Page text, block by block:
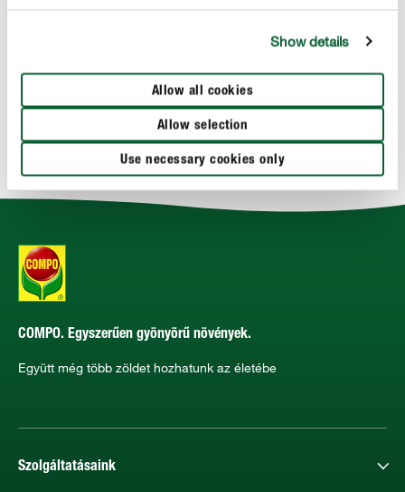
Show details
Allow all cookies
Allow selection
Use necessary cookies only
COMPO. Egyszerűen gyönyörű növények.
Együtt még több zöldet hozhatunk az életébe
Szolgáltatásaink